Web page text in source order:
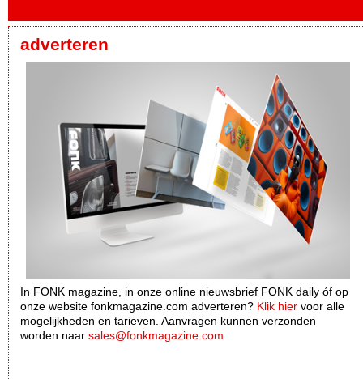
adverteren
In FONK magazine, in onze online nieuwsbrief FONK daily óf op
onze website fonkmagazine.com adverteren? Klik hier voor alle
mogelijkheden en tarieven. Aanvragen kunnen verzonden
worden naar sales@fonkmagazine.com